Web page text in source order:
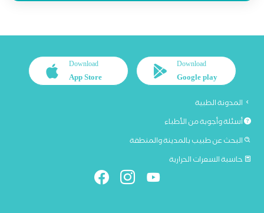
Download
Google play
Download
App Store
المدونة الطبية
أسئلة وأجوبة من الأطباء
البحث عن طبيب بالمدينة والمنطقة
حاسبة السعرات الحرارية